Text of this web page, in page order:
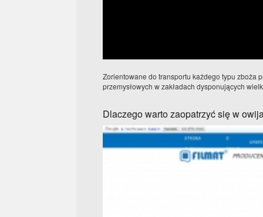
Zorientowane do transportu każdego typu zboża
przemysłowych w zakładach dysponujących
Dlaczego warto zaopatrzyć się w